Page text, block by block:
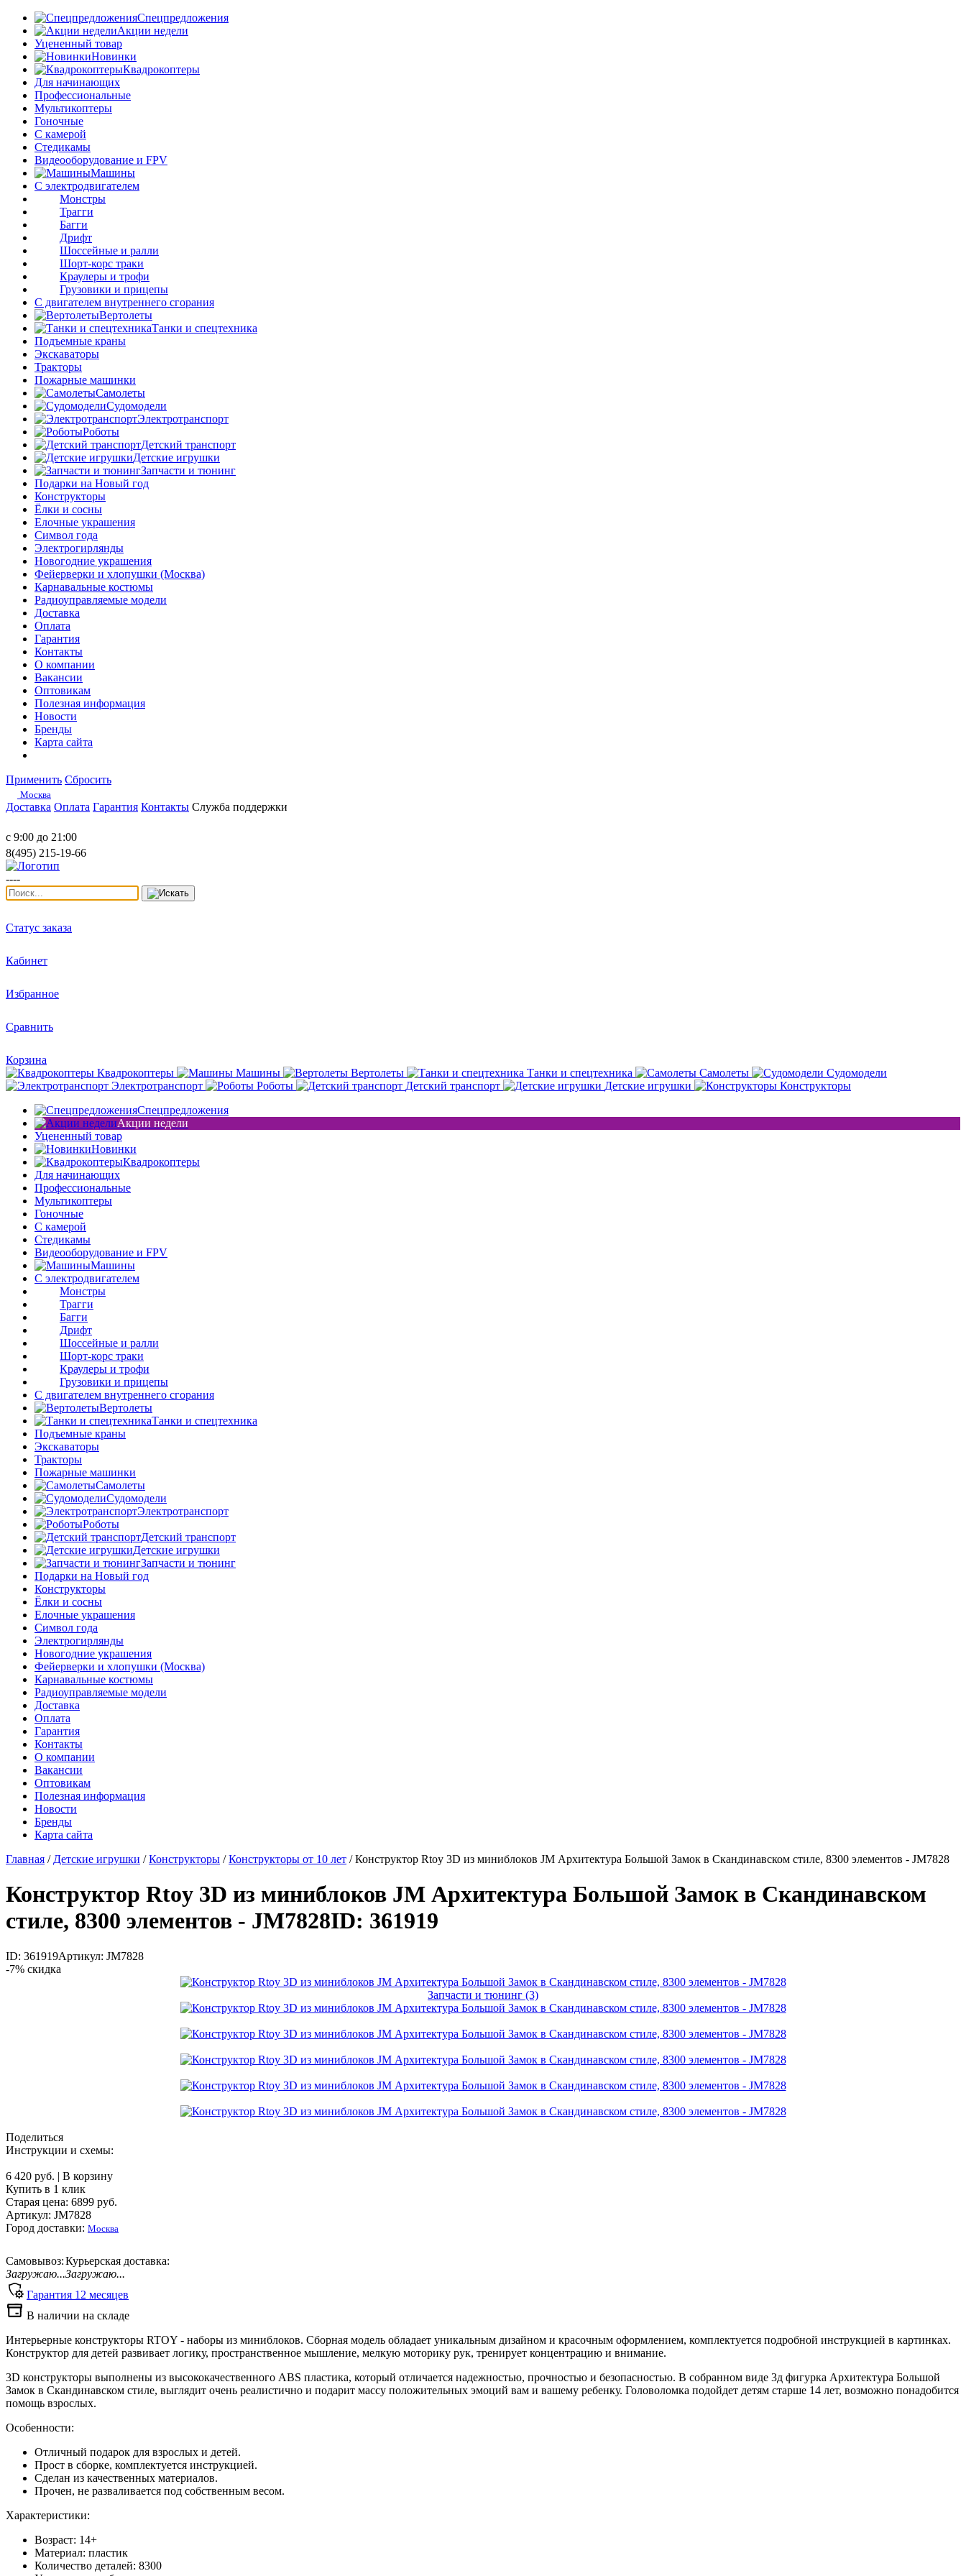
Спецпредложения
Акции недели
Уцененный товар
Новинки
Квадрокоптеры
Для начинающих
Профессиональные
Мультикоптеры
Гоночные
C камерой
Стедикамы
Видеооборудование и FPV
Машины
С электродвигателем
Монстры
Трагги
Багги
Дрифт
Шоссейные и ралли
Шорт-корс траки
Краулеры и трофи
Грузовики и прицепы
С двигателем внутреннего сгорания
Вертолеты
Танки и спецтехника
Подъемные краны
Экскаваторы
Тракторы
Пожарные машинки
Самолеты
Судомодели
Электротранспорт
Роботы
Детский транспорт
Детские игрушки
Запчасти и тюнинг
Подарки на Новый год
Конструкторы
Ёлки и сосны
Елочные украшения
Символ года
Электрогирлянды
Новогодние украшения
Фейерверки и хлопушки (Москва)
Карнавальные костюмы
Радиоуправляемые модели
Доставка
Оплата
Гарантия
Контакты
О компании
Вакансии
Оптовикам
Полезная информация
Новости
Бренды
Карта сайта
Применить Сбросить
Москва
Доставка Оплата Гарантия Контакты Служба поддержки
с 9:00 до 21:00
8(495) 215-19-66
----
Статус заказа
Кабинет
Избранное
Сравнить
Корзина
Квадрокоптеры
Машины Вертолеты Танки и спецтехника Самолеты
Судомодели
Электротранспорт
Роботы Детский транспорт Детские игрушки
Конструкторы
Спецпредложения
Акции недели
Уцененный товар
Новинки
Квадрокоптеры
Для начинающих
Профессиональные
Мультикоптеры
Гоночные
C камерой
Стедикамы
Видеооборудование и FPV
Машины
С электродвигателем
Монстры
Трагги
Багги
Дрифт
Шоссейные и ралли
Шорт-корс траки
Краулеры и трофи
Грузовики и прицепы
С двигателем внутреннего сгорания
Вертолеты
Танки и спецтехника
Подъемные краны
Экскаваторы
Тракторы
Пожарные машинки
Самолеты
Судомодели
Электротранспорт
Роботы
Детский транспорт
Детские игрушки
Запчасти и тюнинг
Подарки на Новый год
Конструкторы
Ёлки и сосны
Елочные украшения
Символ года
Электрогирлянды
Новогодние украшения
Фейерверки и хлопушки (Москва)
Карнавальные костюмы
Радиоуправляемые модели
Доставка
Оплата
Гарантия
Контакты
О компании
Вакансии
Оптовикам
Полезная информация
Новости
Бренды
Карта сайта
Главная / Детские игрушки /Конструкторы /Конструкторы от 10 лет /Конструктор Rtoy 3D из миниблоков JM Архитектура Большой Замок в Скандинавском стиле, 8300 элементов - JM7828
Конструктор Rtoy 3D из миниблоков JM Архитектура Большой Замок в Скандинавском
стиле, 8300 элементов - JM7828ID: 361919
ID: 361919Артикул: JM7828
-7% скидка
Запчасти и тюнинг (3)
Поделиться
Инструкции и схемы:
6 420 руб. | В корзину
Купить в 1 клик
Старая цена: 6899 руб.
Артикул: JM7828
Город доставки: Москва
Самовывоз:
Загружаю...
Курьерская доставка:
Загружаю...
Гарантия 12 месяцев
В наличии на складе
Интерьерные конструкторы RTOY - наборы из миниблоков. Сборная модель обладает уникальным дизайном и красочным оформлением, комплектуется подробной инструкцией в картинках.
Конструктор для детей развивает логику, пространственное мышление, мелкую моторику рук, тренирует концентрацию и внимание.
3D конструкторы выполнены из высококачественного ABS пластика, который отличается надежностью, прочностью и безопасностью. В собранном виде 3д фигурка Архитектура Большой
Замок в Скандинавском стиле, выглядит очень реалистично и подарит массу положительных эмоций вам и вашему ребенку. Головоломка подойдет детям старше 14 лет, возможно понадобится
помощь взрослых.
Особенности:
Отличный подарок для взрослых и детей.
Прост в сборке, комплектуется инструкцией.
Сделан из качественных материалов.
Прочен, не разваливается под собственным весом.
Характеристики:
Возраст: 14+
Материал: пластик
Количество деталей: 8300